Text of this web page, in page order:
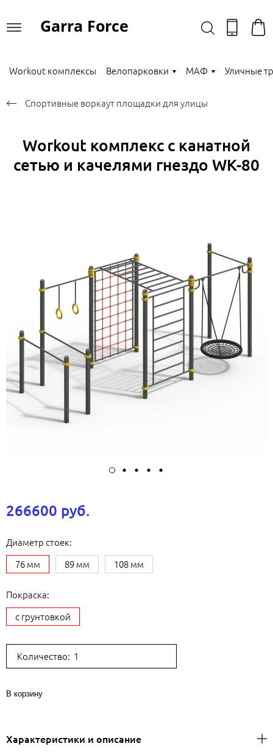
Garra Force
Workout комплексы Велопарковки МАФ Уличные
Спортивные воркаут площадки для улицы
Workout комплекс с канатной
сетью и качелями гнездо WK-80
266600 руб.
Диаметр стоек:
76 мм
89 мм 108 мм
Покраска:
с грунтовкой
Количество:
В корзину
Характеристики и описание